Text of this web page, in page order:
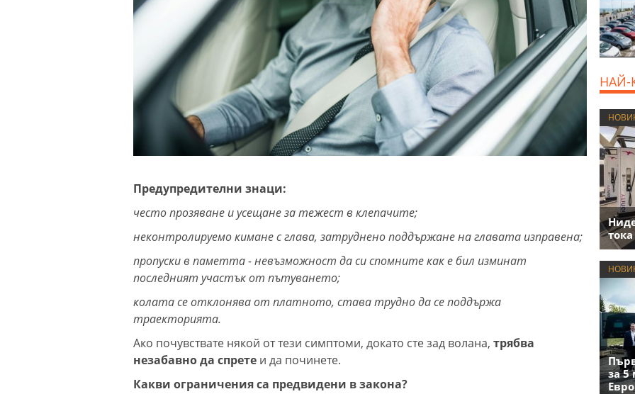
Предупредителни знаци:
често прозяване и усещане за тежест в клепачите;
неконтролируемо кимане с глава, затруднено поддържане на главата изправена;
пропуски в паметта - невъзможност да си спомните как е бил изминат
последният участък от пътуването;
колата се отклонява от платното, става трудно да се поддържа
траекторията.
Ако почувствате някой от тези симптоми, докато сте зад волана, трябва
незабавно да спрете и да починете.
Какви ограничения са предвидени в закона?
НАЙ-
за 5